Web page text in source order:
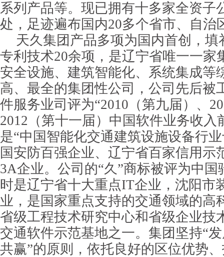
系列产品等。现已拥有十多家全资子
处，足迹遍布国内20多个省市、自治
天久集团产品多项为国内首创，
专利技术20余项，是辽宁省唯一一家
安全设施、建筑智能化、系统集成等
高、最全的集团性公司，公司先后被
件服务业司评为“2010（第九届）、
2012（第十一届）中国软件业务收入
是“中国智能化交通建筑设施设备行
国安防百强企业、辽宁省百家信用示
3A企业。公司的“久”商标被评为中
时是辽宁省十大重点IT企业，沈阳市
业，是国家重点支持的交通领域的高
省级工程技术研究中心和省级企业技
交通软件示范基地之一。集团坚持“
共赢”的原则，依托良好的区位优势